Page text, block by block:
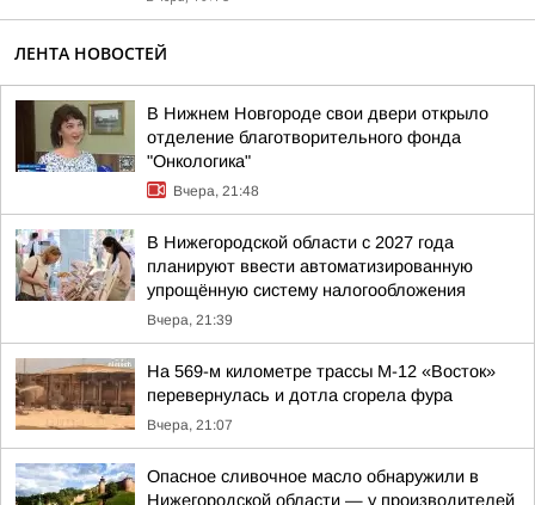
ЛЕНТА НОВОСТЕЙ
В Нижнем Новгороде свои двери открыло
отделение благотворительного фонда
"Онкологика"
Вчера, 21:48
В Нижегородской области с 2027 года
планируют ввести автоматизированную
упрощённую систему налогообложения
Вчера, 21:39
На 569-м километре трассы М-12 «Восток»
перевернулась и дотла сгорела фура
Вчера, 21:07
Опасное сливочное масло обнаружили в
Нижегородской области — у производителей